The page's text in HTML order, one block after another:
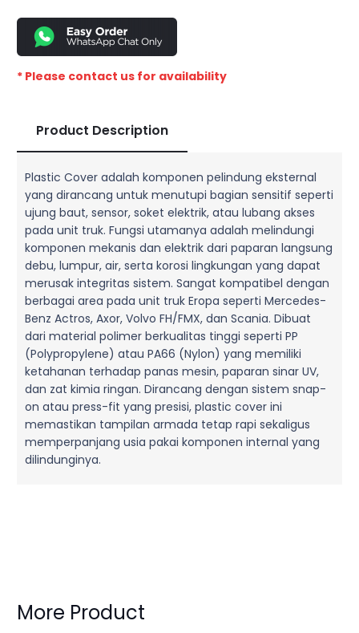
* Please contact us for availability
Product Description
Plastic Cover adalah komponen pelindung eksternal
yang dirancang untuk menutupi bagian sensitif seperti
ujung baut, sensor, soket elektrik, atau lubang akses
pada unit truk. Fungsi utamanya adalah melindungi
komponen mekanis dan elektrik dari paparan langsung
debu, lumpur, air, serta korosi lingkungan yang dapat
merusak integritas sistem. Sangat kompatibel dengan
berbagai area pada unit truk Eropa seperti Mercedes-
Benz Actros, Axor, Volvo FH/FMX, dan Scania. Dibuat
dari material polimer berkualitas tinggi seperti PP
(Polypropylene) atau PA66 (Nylon) yang memiliki
ketahanan terhadap panas mesin, paparan sinar UV,
dan zat kimia ringan. Dirancang dengan sistem snap-
on atau press-fit yang presisi, plastic cover ini
memastikan tampilan armada tetap rapi sekaligus
memperpanjang usia pakai komponen internal yang
dilindunginya.
More Product